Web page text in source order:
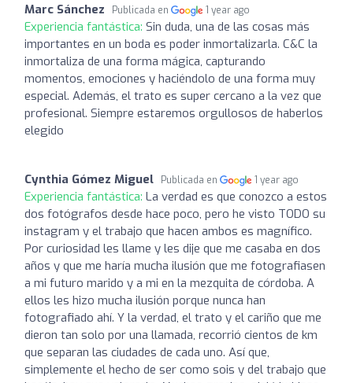
Marc Sánchez Publicada en 1 year ago
Experiencia fantástica: Sin duda, una de las cosas más
importantes en un boda es poder inmortalizarla. C&C la
inmortaliza de una forma mágica, capturando
momentos, emociones y haciéndolo de una forma muy
especial. Además, el trato es super cercano a la vez que
profesional. Siempre estaremos orgullosos de haberlos
elegido
Cynthia Gómez Miguel Publicada en 1 year ago
Experiencia fantástica: La verdad es que conozco a estos
dos fotógrafos desde hace poco, pero he visto TODO su
instagram y el trabajo que hacen ambos es magnífico.
Por curiosidad les llame y les dije que me casaba en dos
años y que me haría mucha ilusión que me fotografiasen
a mi futuro marido y a mi en la mezquita de córdoba. A
ellos les hizo mucha ilusión porque nunca han
fotografiado ahí. Y la verdad, el trato y el cariño que me
dieron tan solo por una llamada, recorrió cientos de km
que separan las ciudades de cada uno. Así que,
simplemente el hecho de ser como sois y del trabajo que